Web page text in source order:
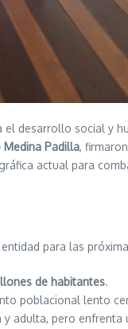
desarrollo social y
Medina Padilla,
actual para
para las
de habitantes.
poblacional lento
adulta, pero enfrenta